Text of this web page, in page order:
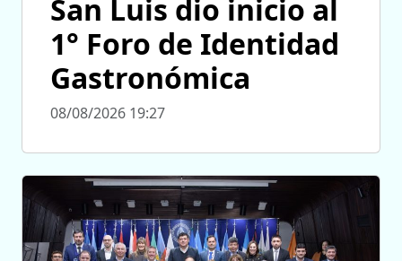
San Luis dio inicio al
1° Foro de Identidad
Gastronómica
08/08/2026 19:27